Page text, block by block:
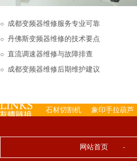
成都变频器维修服务专业可靠
丹佛斯变频器维修的技术要点
直流调速器维修与故障排查
成都变频器维修后期维护建议
石材切割机 象印手拉葫芦
网站首页 -